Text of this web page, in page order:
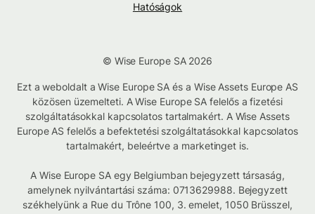
Hatóságok
© Wise Europe SA 2026
Ezt a weboldalt a Wise Europe SA és a Wise Assets Europe AS
közösen üzemelteti. A Wise Europe SA felelős a fizetési
szolgáltatásokkal kapcsolatos tartalmakért. A Wise Assets
Europe AS felelős a befektetési szolgáltatásokkal kapcsolatos
tartalmakért, beleértve a marketinget is.
A Wise Europe SA egy Belgiumban bejegyzett társaság,
amelynek nyilvántartási száma: 0713629988. Bejegyzett
székhelyünk a Rue du Trône 100, 3. emelet, 1050 Brüsszel,